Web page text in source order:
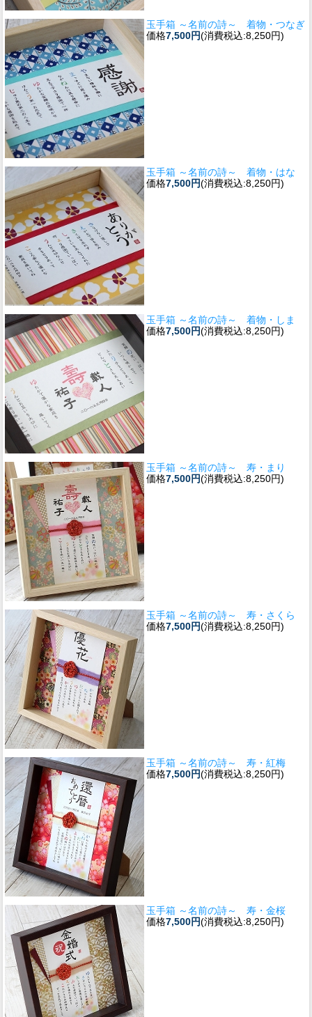
玉手箱 ～名前の詩～ 着物・つなぎ
価格7,500円(消費税込:8,250円)
玉手箱 ～名前の詩～ 着物・はな
価格7,500円(消費税込:8,250円)
玉手箱 ～名前の詩～ 着物・しま
価格7,500円(消費税込:8,250円)
玉手箱 ～名前の詩～ 寿・まり
価格7,500円(消費税込:8,250円)
玉手箱 ～名前の詩～ 寿・さくら
価格7,500円(消費税込:8,250円)
玉手箱 ～名前の詩～ 寿・紅梅
価格7,500円(消費税込:8,250円)
玉手箱 ～名前の詩～ 寿・金桜
価格7,500円(消費税込:8,250円)